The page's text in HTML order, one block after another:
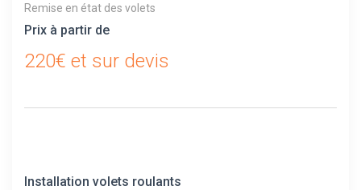
Remise en état des volets
Prix à partir de
220€ et sur devis
Installation volets roulants